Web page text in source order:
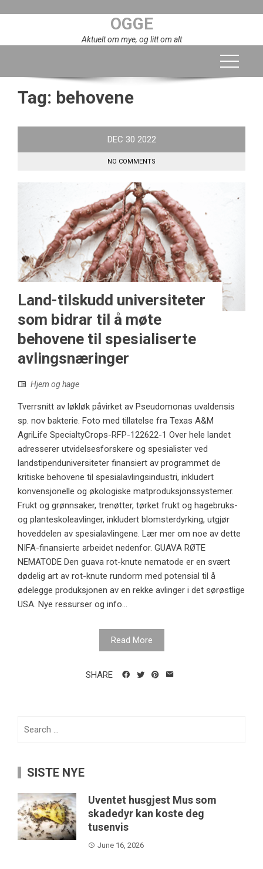
OGGE
Aktuelt om mye, og litt om alt
Tag: behovene
DEC 30 2022
NO COMMENTS
Land-tilskudd universiteter
som bidrar til å møte
behovene til spesialiserte
avlingsnæringer
Hjem og hage
Tverrsnitt av løkløk påvirket av Pseudomonas uvaldensis
sp. nov bakterie. Foto med tillatelse fra Texas A&M
AgriLife SpecialtyCrops-RFP-122622-1 Over hele landet
adresserer utvidelsesforskere og spesialister ved
landstipenduniversiteter finansiert av programmet de
kritiske behovene til spesialavlingsindustri, inkludert
konvensjonelle og økologiske matproduksjonssystemer.
Frukt og grønnsaker, trenøtter, tørket frukt og hagebruks-
og planteskoleavlinger, inkludert blomsterdyrking, utgjør
hoveddelen av spesialavlingene. Lær mer om noe av dette
NIFA-finansierte arbeidet nedenfor. GUAVA RØTE
NEMATODE Den guava rot-knute nematode er en svært
dødelig art av rot-knute rundorm med potensial til å
ødelegge produksjonen av en rekke avlinger i det sørøstlige
USA. Nye ressurser og info...
Read More
SHARE
SISTE NYE
Uventet husgjest Mus som
skadedyr kan koste deg
tusenvis
June 16, 2026